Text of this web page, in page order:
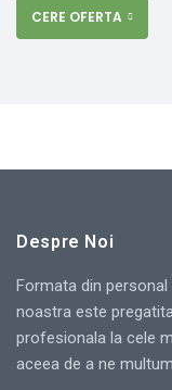
CERE OFERTA
Despre Noi
Formata din
noastra este
profesionala la cele
aceea de a ne